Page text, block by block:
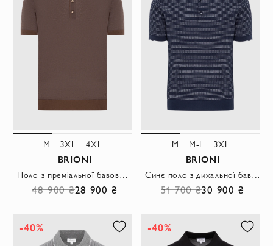
M 3XL 4XL
BRIONI
Поло з преміальної бавовни у кольорі какао з акцентними гудзиками
48 900 ₴28 900 ₴
M M-L 3XL
BRIONI
Синє поло з дихальної бавовни з декоративною в'язкою та контрастним коміром
51 700 ₴30 900 ₴
-40% -40%